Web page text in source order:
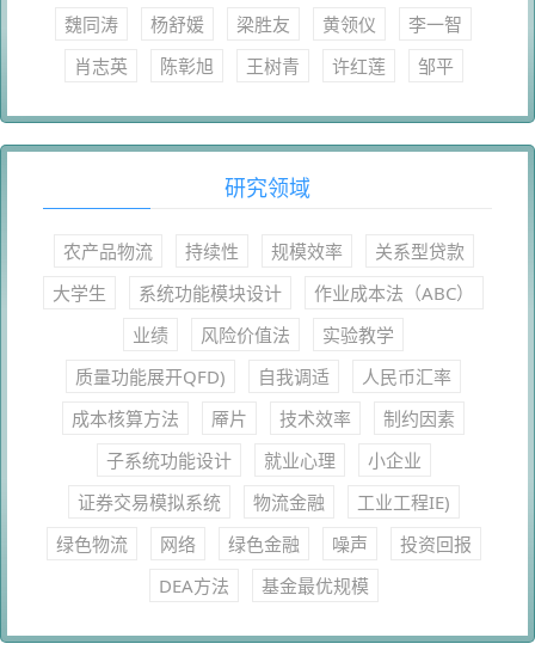
魏同涛
杨舒媛 梁胜友 黄领仪
李一智
肖志英
陈彰旭 王树青 许红莲 邹平
研究领域
农产品物流 持续性 规模效率
关系型贷款
大学生
系统功能模块设计
作业成本法（ABC）
业绩
风险价值法
实验教学
质量功能展开QFD)
自我调适
人民币汇率
成本核算方法
厣片 技术效率
制约因素
子系统功能设计
就业心理
小企业
证券交易模拟系统
物流金融
工业工程IE)
绿色物流
网络 绿色金融 噪声
投资回报
DEA方法
基金最优规模